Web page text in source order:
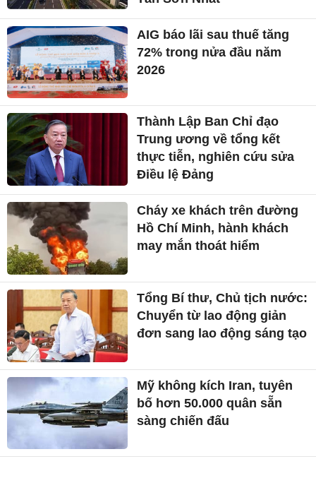
AIG báo lãi sau thuế tăng
72% trong nửa đầu năm
2026
Thành Lập Ban Chỉ đạo
Trung ương về tổng kết
thực tiễn, nghiên cứu sửa
Điều lệ Đảng
Cháy xe khách trên đường
Hồ Chí Minh, hành khách
may mắn thoát hiểm
Tổng Bí thư, Chủ tịch nước:
Chuyển từ lao động giản
đơn sang lao động sáng tạo
Mỹ không kích Iran, tuyên
bố hơn 50.000 quân sẵn
sàng chiến đấu